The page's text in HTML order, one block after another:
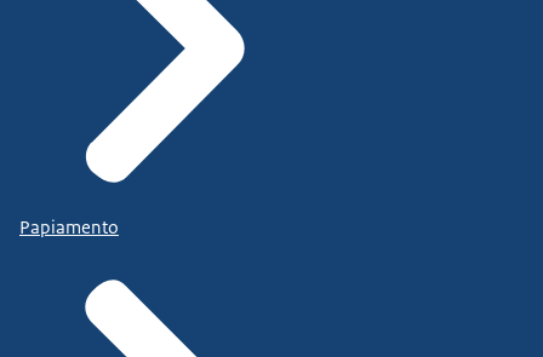
Papiamento